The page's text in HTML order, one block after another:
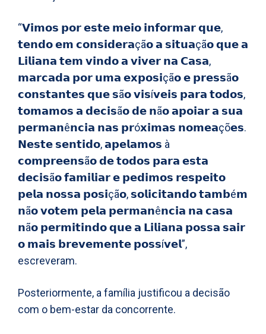
“𝗩𝗶𝗺𝗼𝘀 𝗽𝗼𝗿 𝗲𝘀𝘁𝗲 𝗺𝗲𝗶𝗼 𝗶𝗻𝗳𝗼𝗿𝗺𝗮𝗿 𝗾𝘂𝗲,
𝘁𝗲𝗻𝗱𝗼 𝗲𝗺 𝗰𝗼𝗻𝘀𝗶𝗱𝗲𝗿𝗮çã𝗼 𝗮 𝘀𝗶𝘁𝘂𝗮çã𝗼 𝗾𝘂𝗲 𝗮
𝗟𝗶𝗹𝗶𝗮𝗻𝗮 𝘁𝗲𝗺 𝘃𝗶𝗻𝗱𝗼 𝗮 𝘃𝗶𝘃𝗲𝗿 𝗻𝗮 𝗖𝗮𝘀𝗮,
𝗺𝗮𝗿𝗰𝗮𝗱𝗮 𝗽𝗼𝗿 𝘂𝗺𝗮 𝗲𝘅𝗽𝗼𝘀𝗶çã𝗼 𝗲 𝗽𝗿𝗲𝘀𝘀ã𝗼
𝗰𝗼𝗻𝘀𝘁𝗮𝗻𝘁𝗲𝘀 𝗾𝘂𝗲 𝘀ã𝗼 𝘃𝗶𝘀í𝘃𝗲𝗶𝘀 𝗽𝗮𝗿𝗮 𝘁𝗼𝗱𝗼𝘀,
𝘁𝗼𝗺𝗮𝗺𝗼𝘀 𝗮 𝗱𝗲𝗰𝗶𝘀ã𝗼 𝗱𝗲 𝗻ã𝗼 𝗮𝗽𝗼𝗶𝗮𝗿 𝗮 𝘀𝘂𝗮
𝗽𝗲𝗿𝗺𝗮𝗻ê𝗻𝗰𝗶𝗮 𝗻𝗮𝘀 𝗽𝗿ó𝘅𝗶𝗺𝗮𝘀 𝗻𝗼𝗺𝗲𝗮çõ𝗲𝘀.
𝗡𝗲𝘀𝘁𝗲 𝘀𝗲𝗻𝘁𝗶𝗱𝗼, 𝗮𝗽𝗲𝗹𝗮𝗺𝗼𝘀 à
𝗰𝗼𝗺𝗽𝗿𝗲𝗲𝗻𝘀ã𝗼 𝗱𝗲 𝘁𝗼𝗱𝗼𝘀 𝗽𝗮𝗿𝗮 𝗲𝘀𝘁𝗮
𝗱𝗲𝗰𝗶𝘀ã𝗼 𝗳𝗮𝗺𝗶𝗹𝗶𝗮𝗿 𝗲 𝗽𝗲𝗱𝗶𝗺𝗼𝘀 𝗿𝗲𝘀𝗽𝗲𝗶𝘁𝗼
𝗽𝗲𝗹𝗮 𝗻𝗼𝘀𝘀𝗮 𝗽𝗼𝘀𝗶çã𝗼, 𝘀𝗼𝗹𝗶𝗰𝗶𝘁𝗮𝗻𝗱𝗼 𝘁𝗮𝗺𝗯é𝗺
𝗻ã𝗼 𝘃𝗼𝘁𝗲𝗺 𝗽𝗲𝗹𝗮 𝗽𝗲𝗿𝗺𝗮𝗻ê𝗻𝗰𝗶𝗮 𝗻𝗮 𝗰𝗮𝘀𝗮
𝗻ã𝗼 𝗽𝗲𝗿𝗺𝗶𝘁𝗶𝗻𝗱𝗼 𝗾𝘂𝗲 𝗮 𝗟𝗶𝗹𝗶𝗮𝗻𝗮 𝗽𝗼𝘀𝘀𝗮 𝘀𝗮𝗶𝗿
𝗼 𝗺𝗮𝗶𝘀 𝗯𝗿𝗲𝘃𝗲𝗺𝗲𝗻𝘁𝗲 𝗽𝗼𝘀𝘀í𝘃𝗲𝗹”,
escreveram.
Posteriormente, a família justificou a decisão
com o bem-estar da concorrente.